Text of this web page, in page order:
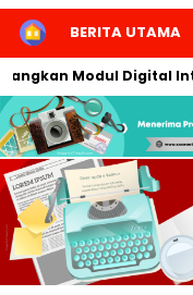
HOMEBERITA UTAMA
Modul Digital